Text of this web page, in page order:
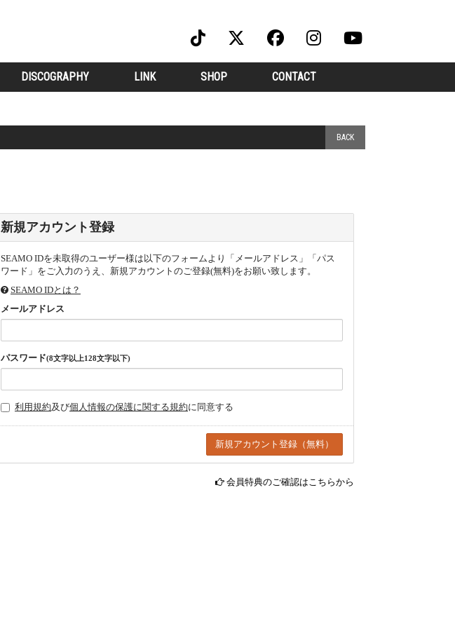
DISCOGRAPHY LINK SHOP CONTACT
BACK
新規アカウント登録
SEAMO IDを未取得のユーザー様は以下のフォームより「メールアドレス」「パス
ワード」をご入力のうえ、新規アカウントのご登録(無料)をお願い致します。
SEAMO IDとは？
メールアドレス
パスワード(8文字以上128文字以下)
利用規約及び個人情報の保護に関する規約に同意する
会員特典のご確認はこちらから